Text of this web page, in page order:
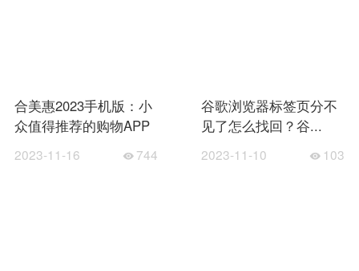
合美惠2023手机版：小
众值得推荐的购物APP
2023-11-16 744
谷歌浏览器标签页分不
见了怎么找回？谷...
2023-11-10 103